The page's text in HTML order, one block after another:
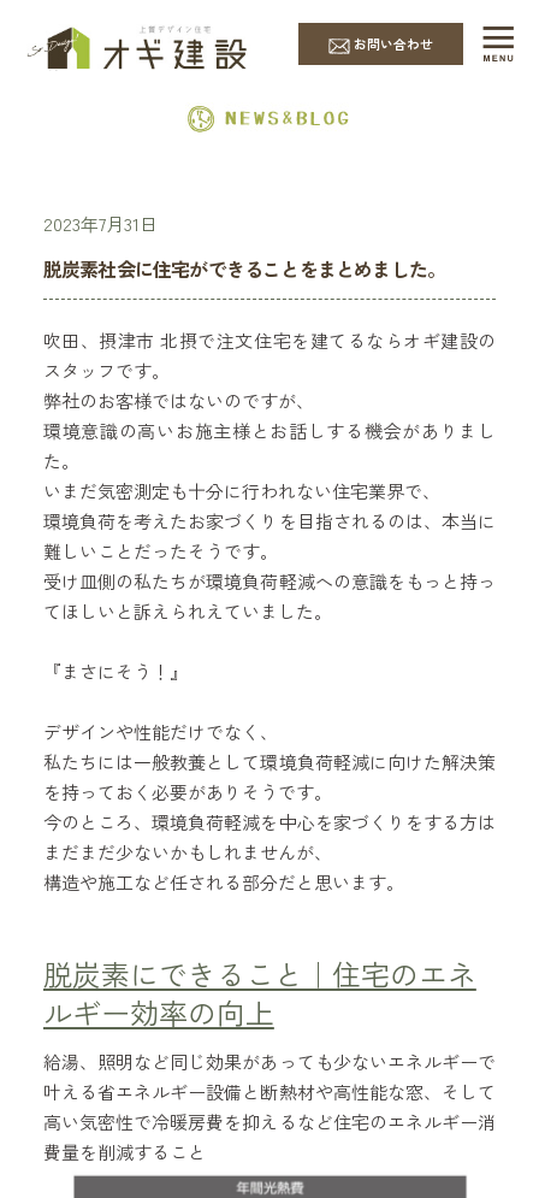
お問い合わせ
EVENT & NEWS
2023年7月31日
脱炭素社会に住宅ができることをまとめました。
吹田、摂津市 北摂で注文住宅を建てるならオギ建設の
スタッフです。
弊社のお客様ではないのですが、
環境意識の高いお施主様とお話しする機会がありまし
た。
いまだ気密測定も十分に行われない住宅業界で、
環境負荷を考えたお家づくりを目指されるのは、本当に
難しいことだったそうです。
受け皿側の私たちが環境負荷軽減への意識をもっと持っ
てほしいと訴えられえていました。
『まさにそう！』
デザインや性能だけでなく、
私たちには一般教養として環境負荷軽減に向けた解決策
を持っておく必要がありそうです。
今のところ、環境負荷軽減を中心を家づくりをする方は
まだまだ少ないかもしれませんが、
構造や施工など任される部分だと思います。
脱炭素にできること｜住宅のエネ
ルギー効率の向上
給湯、照明など同じ効果があっても少ないエネルギーで
叶える省エネルギー設備と断熱材や高性能な窓、そして
高い気密性で冷暖房費を抑えるなど住宅のエネルギー消
費量を削減すること